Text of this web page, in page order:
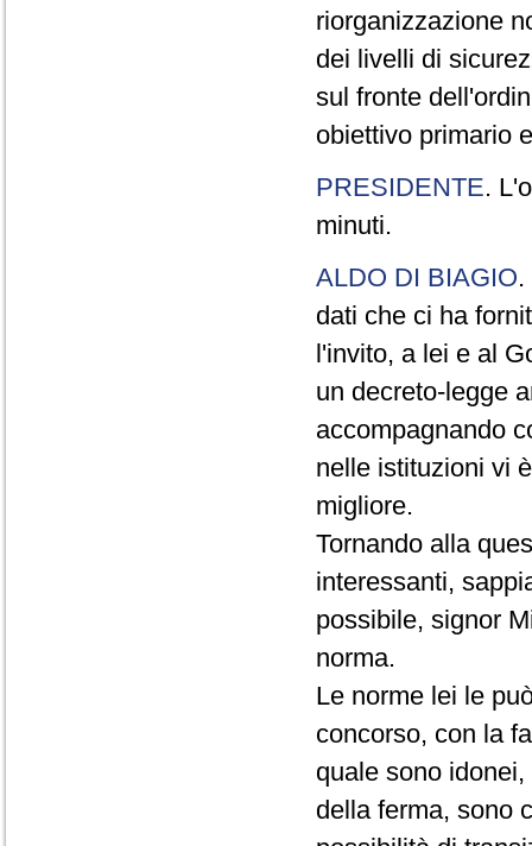
riorganizzazione
dei livelli di
sul fronte
obiettivo primario
PRESIDENTE.
minuti.
ALDO DI BIAGIO
dati che ci ha
l'invito, a lei e al
un decreto-legge
accompagnando
nelle istituzioni vi
migliore.
Tornando alla
interessanti,
possibile, signor
norma.
Le norme lei le
concorso, con la
quale sono
della ferma, sono